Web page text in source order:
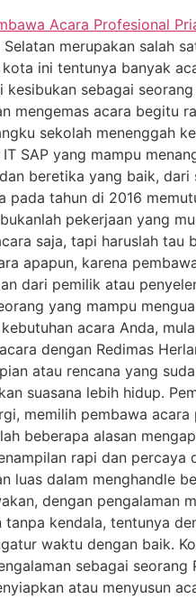
Selatan merupakan salah
ini tentunya banyak
kesibukan sebagai
mengemas acara begitu
sekolah menenggah
SAP yang mampu
beretika yang baik, dari
pada tahun di 2016
pekerjaan yang
saja, tapi haruslah tau
apapun, karena
dari pemilik atau
yang mampu
acara Anda,
dengan Redimas
atau rencana yang
suasana lebih hidup.
memilih pembawa
beberapa alasan
rapi dan percaya
luas dalam menghandle
dengan pengalaman
tanpa kendala, tentunya
waktu dengan baik.
sebagai
atau menyusun